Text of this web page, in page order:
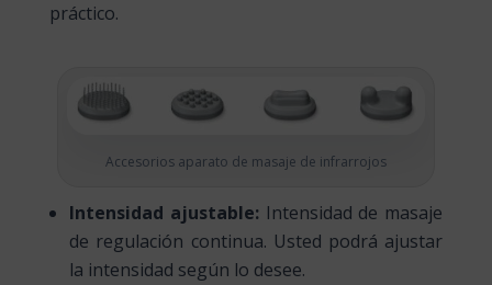
práctico.
Accesorios aparato de masaje de infrarrojos
Intensidad ajustable: Intensidad de masaje
de regulación continua. Usted podrá ajustar
la intensidad según lo desee.